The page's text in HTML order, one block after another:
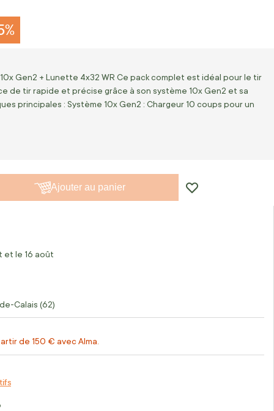
Gen2 + Lunette 4x32 WR Ce pack complet est idéal pour le tir
de tir rapide et précise grâce à son système 10x Gen2 et sa
principales : Système 10x Gen2 : Chargeur 10 coups pour un
Ajouter au panier
et le 16 août
Calais (62)
de 150 € avec Alma.